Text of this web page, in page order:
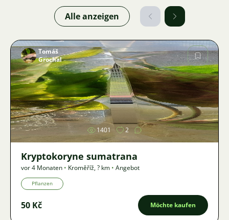
Alle anzeigen
Bild
Tomáš
Grochal
1401 2
Kryptokoryne sumatrana
vor 4 Monaten • Kroměříž,? km • Angebot
Pflanzen
50 Kč Möchte kaufen